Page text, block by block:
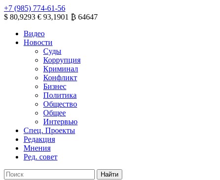
+7 (985) 774-61-56
$ 80,9293 € 93,1901 ₿ 64647
Видео
Новости
Суды
Коррупция
Криминал
Конфликт
Бизнес
Политика
Общество
Общее
Интервью
Спец. Проекты
Редакция
Мнения
Ред. совет